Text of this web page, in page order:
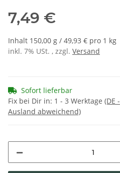
7,49 €
Inhalt 150,00 g / 49,93 € pro 1 kg
inkl. 7% USt. , zzgl. Versand
Sofort lieferbar
Fix bei Dir in: 1 - 3 Werktage (DE -
Ausland abweichend)